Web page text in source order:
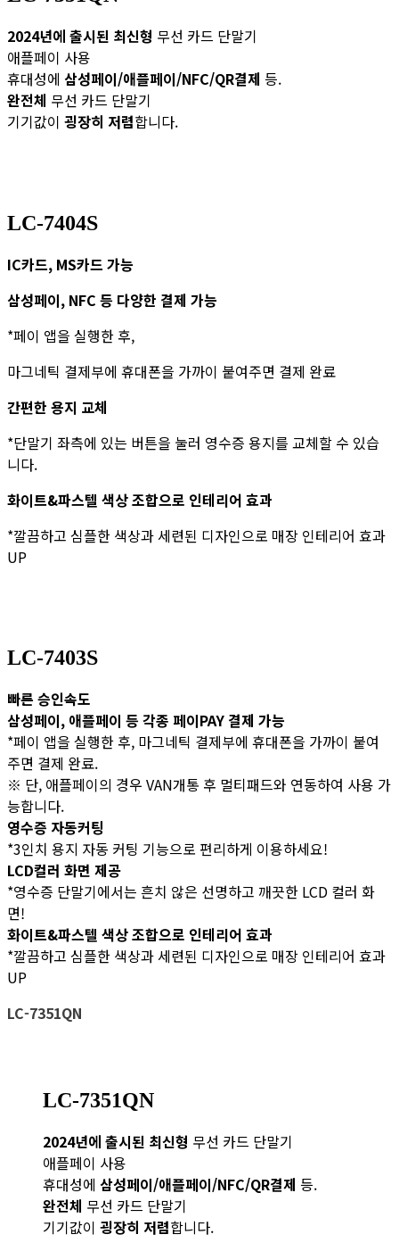
2024년에 출시된 최신형 무선 카드 단말기
애플페이 사용
휴대성에 삼성페이/애플페이/NFC/QR결제 등.
완전체 무선 카드 단말기
기기값이 굉장히 저렴합니다.
LC-7404S
IC카드, MS카드 가능
​삼성페이, NFC 등 다양한 결제 가능
*페이 앱을 실행한 후,
마그네틱 결제부에 휴대폰을 가까이 붙여주면 결제 완료
​간편한 용지 교체
*단말기 좌측에 있는 버튼을 눌러 영수증 용지를 교체할 수 있습
니다.
​화이트&파스텔 색상 조합으로 인테리어 효과
*깔끔하고 심플한 색상과 세련된 디자인으로 매장 인테리어 효과
UP
LC-7403S
빠른 승인속도
삼성페이, 애플페이 등 각종 페이PAY 결제 가능
*페이 앱을 실행한 후, 마그네틱 결제부에 휴대폰을 가까이 붙여
주면 결제 완료.
※ 단, 애플페이의 경우 VAN개통 후 멀티패드와 연동하여 사용 가
능합니다.
영수증 자동커팅
*3인치 용지 자동 커팅 기능으로 편리하게 이용하세요!
LCD컬러 화면 제공
*영수증 단말기에서는 흔치 않은 선명하고 깨끗한 LCD 컬러 화
면!
화이트&파스텔 색상 조합으로 인테리어 효과
*깔끔하고 심플한 색상과 세련된 디자인으로 매장 인테리어 효과
UP
LC-7351QN
LC-7351QN
2024년에 출시된 최신형 무선 카드 단말기
애플페이 사용
휴대성에 삼성페이/애플페이/NFC/QR결제 등.
완전체 무선 카드 단말기
기기값이 굉장히 저렴합니다.